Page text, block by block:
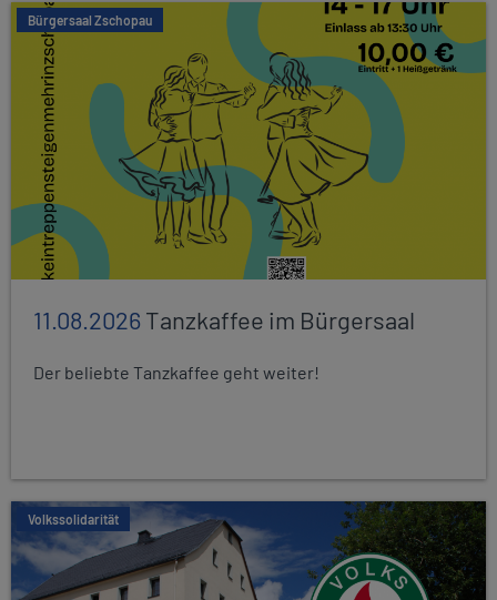
Bürgersaal Zschopau
11.08.2026Tanzkaffee im Bürgersaal
Der beliebte Tanzkaffee geht weiter!
Volkssolidarität